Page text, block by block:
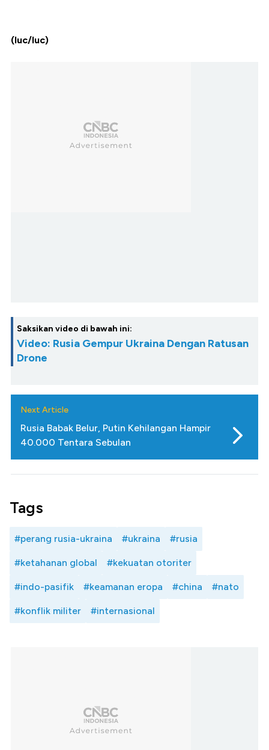
(luc/luc)
Saksikan video di bawah ini:
Video: Rusia Gempur Ukraina Dengan Ratusan
Drone
Next Article
Rusia Babak Belur, Putin Kehilangan Hampir
40.000 Tentara Sebulan
Tags
#perang rusia-ukraina #ukraina #rusia
#ketahanan global #kekuatan otoriter
#indo-pasifik #keamanan eropa #china #nato
#konflik militer #internasional